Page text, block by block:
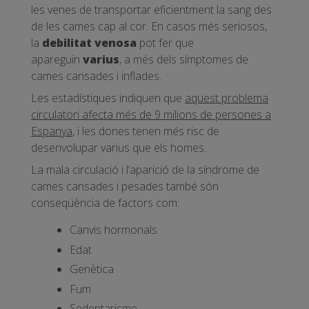
les venes de transportar eficientment la sang des
de les cames cap al cor. En casos més seriosos,
la debilitat venosa pot fer que
apareguin varius, a més dels símptomes de
cames cansades i inflades.
Les estadístiques indiquen que aquest problema
circulatori afecta més de 9 milions de persones a
Espanya, i les dones tenen més risc de
desenvolupar varius que els homes.
La mala circulació i l’aparició de la síndrome de
cames cansades i pesades també són
conseqüència de factors com:
Canvis hormonals
Edat
Genètica
Fum